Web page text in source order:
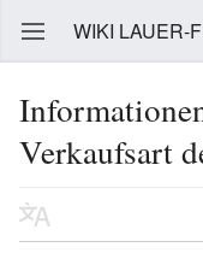
WIKI LAUER-
Verkaufsart